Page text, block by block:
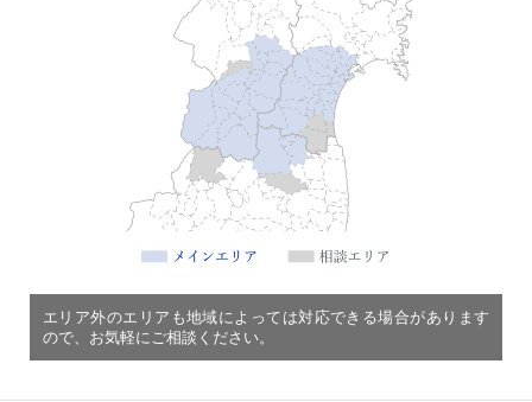
エリア外のエリアも地域によっては対応できる場合があります
ので、お気軽にご相談ください。